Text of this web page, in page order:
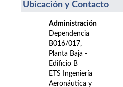
Ubicación y Contacto
Administración
Dependencia
B016/017,
Planta Baja -
Edificio B
ETS Ingeniería
Aeronáutica y